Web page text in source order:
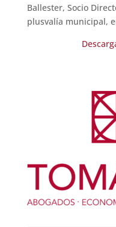
Ballester, Socio
plusvalía municipal,